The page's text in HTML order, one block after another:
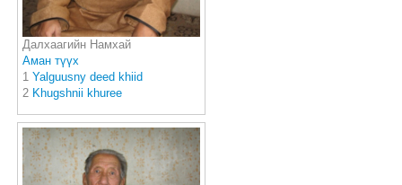
Далхаагийн Намхай
Аман түүх
1 Yalguusny deed khiid
2 Khugshnii khuree